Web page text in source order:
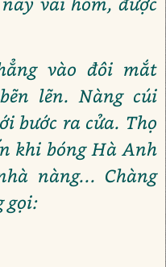
vào đôi mắt
lẽn. Nàng cúi
bước ra cửa. Thọ
khi bóng Hà Anh
nàng... Chàng
gọi: